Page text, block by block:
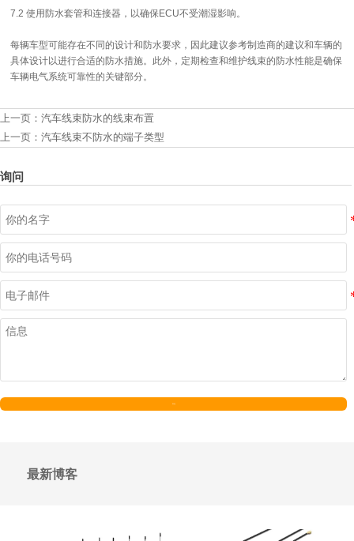
7.2 使用防水套管和连接器，以确保ECU不受潮湿影响。
每辆车型可能存在不同的设计和防水要求，因此建议参考制造商的建议和车辆的
具体设计以进行合适的防水措施。此外，定期检查和维护线束的防水性能是确保
车辆电气系统可靠性的关键部分。
上一页： 汽车线束防水的线束布置
上一页： 汽车线束不防水的端子类型
询问
最新博客